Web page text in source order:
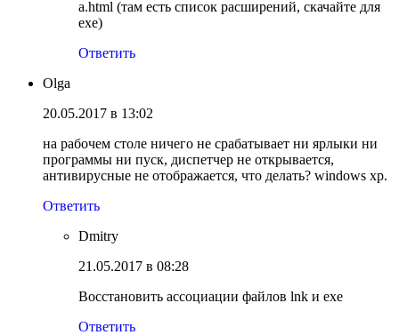
a.html (там есть список расширений, скачайте для
exe)
Ответить
Olga
20.05.2017 в 13:02
на рабочем столе ничего не срабатывает ни ярлыки ни
программы ни пуск, диспетчер не открывается,
антивирусные не отображается, что делать? windows xp.
Ответить
Dmitry
21.05.2017 в 08:28
Восстановить ассоциации файлов lnk и exe
Ответить